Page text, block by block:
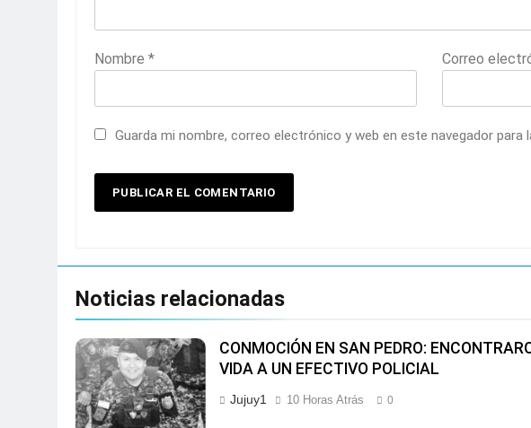
Nombre * Correo
Guarda mi nombre, correo electrónico y web en este navegador para
Noticias relacionadas
CONMOCIÓN EN SAN PEDRO:
VIDA A UN EFECTIVO POLICIAL
Jujuy1 10 Horas Atrás 0